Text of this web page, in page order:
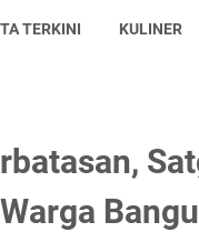
TERKINI KULINER